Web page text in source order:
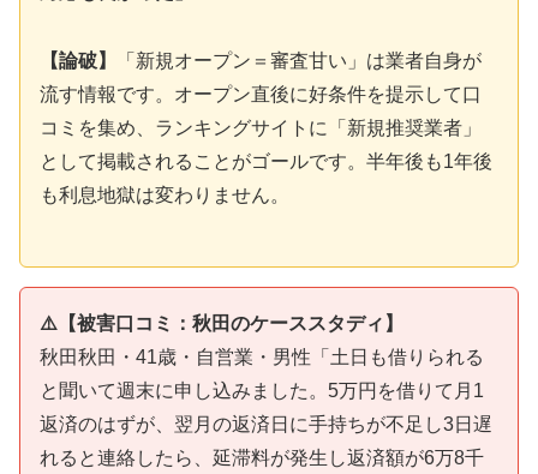
【論破】
「新規オープン＝審査甘い」は業者自身が
流す情報です。オープン直後に好条件を提示して口
コミを集め、ランキングサイトに「新規推奨業者」
として掲載されることがゴールです。半年後も1年後
も利息地獄は変わりません。
⚠️【被害口コミ：秋田のケーススタディ】
秋田秋田・41歳・自営業・男性「土日も借りられる
と聞いて週末に申し込みました。5万円を借りて月1
返済のはずが、翌月の返済日に手持ちが不足し3日遅
れると連絡したら、延滞料が発生し返済額が6万8千